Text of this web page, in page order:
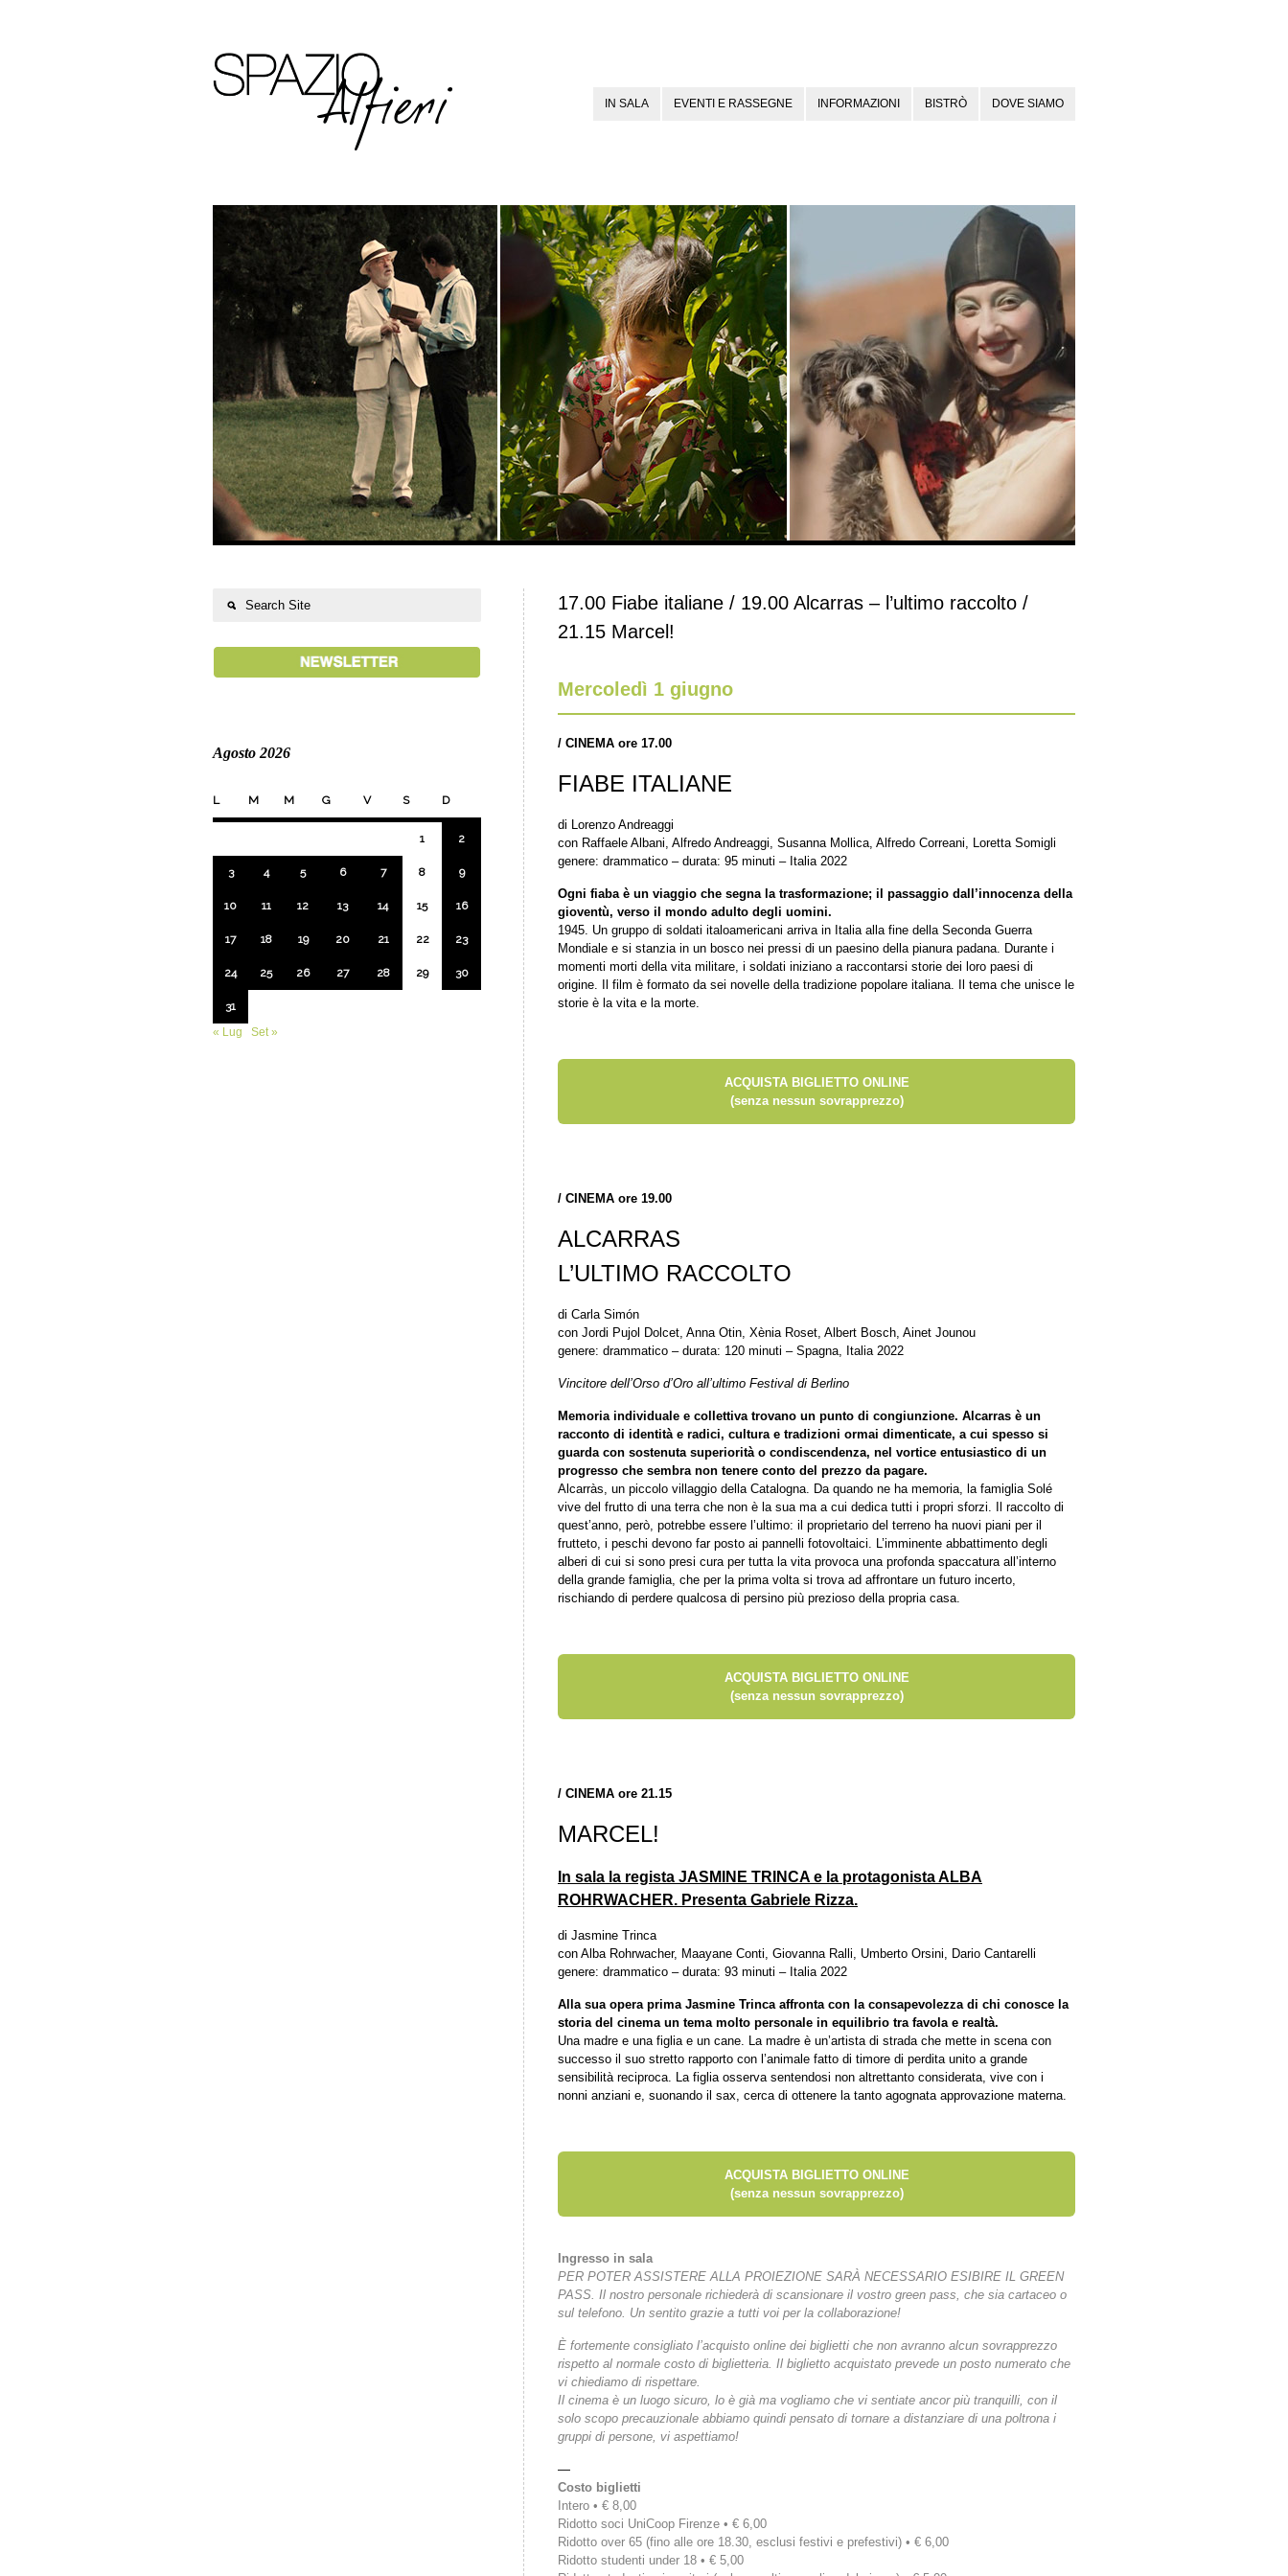
IN SALA EVENTI E RASSEGNE INFORMAZIONI BISTRÒ DOVE SIAMO
17.00 Fiabe italiane / 19.00 Alcarras – l’ultimo raccolto /
21.15 Marcel!
Mercoledì 1 giugno
/ CINEMA ore 17.00
FIABE ITALIANE
di Lorenzo Andreaggi
con Raffaele Albani, Alfredo Andreaggi, Susanna Mollica, Alfredo Correani, Loretta Somigli
genere: drammatico – durata: 95 minuti – Italia 2022
Ogni fiaba è un viaggio che segna la trasformazione; il passaggio dall’innocenza della
gioventù, verso il mondo adulto degli uomini.
1945. Un gruppo di soldati italoamericani arriva in Italia alla fine della Seconda Guerra
Mondiale e si stanzia in un bosco nei pressi di un paesino della pianura padana. Durante i
momenti morti della vita militare, i soldati iniziano a raccontarsi storie dei loro paesi di
origine. Il film è formato da sei novelle della tradizione popolare italiana. Il tema che unisce le
storie è la vita e la morte.
ACQUISTA BIGLIETTO ONLINE
(senza nessun sovrapprezzo)
/ CINEMA ore 19.00
ALCARRAS
L’ULTIMO RACCOLTO
di Carla Simón
con Jordi Pujol Dolcet, Anna Otin, Xènia Roset, Albert Bosch, Ainet Jounou
genere: drammatico – durata: 120 minuti – Spagna, Italia 2022
Vincitore dell’Orso d’Oro all’ultimo Festival di Berlino
Memoria individuale e collettiva trovano un punto di congiunzione. Alcarras è un
racconto di identità e radici, cultura e tradizioni ormai dimenticate, a cui spesso si
guarda con sostenuta superiorità o condiscendenza, nel vortice entusiastico di un
progresso che sembra non tenere conto del prezzo da pagare.
Alcarràs, un piccolo villaggio della Catalogna. Da quando ne ha memoria, la famiglia Solé
vive del frutto di una terra che non è la sua ma a cui dedica tutti i propri sforzi. Il raccolto di
quest’anno, però, potrebbe essere l’ultimo: il proprietario del terreno ha nuovi piani per il
frutteto, i peschi devono far posto ai pannelli fotovoltaici. L’imminente abbattimento degli
alberi di cui si sono presi cura per tutta la vita provoca una profonda spaccatura all’interno
della grande famiglia, che per la prima volta si trova ad affrontare un futuro incerto,
rischiando di perdere qualcosa di persino più prezioso della propria casa.
ACQUISTA BIGLIETTO ONLINE
(senza nessun sovrapprezzo)
/ CINEMA ore 21.15
MARCEL!
In sala la regista JASMINE TRINCA e la protagonista ALBA
ROHRWACHER. Presenta Gabriele Rizza.
di Jasmine Trinca
con Alba Rohrwacher, Maayane Conti, Giovanna Ralli, Umberto Orsini, Dario Cantarelli
genere: drammatico – durata: 93 minuti – Italia 2022
Alla sua opera prima Jasmine Trinca affronta con la consapevolezza di chi conosce la
storia del cinema un tema molto personale in equilibrio tra favola e realtà.
Una madre e una figlia e un cane. La madre è un’artista di strada che mette in scena con
successo il suo stretto rapporto con l’animale fatto di timore di perdita unito a grande
sensibilità reciproca. La figlia osserva sentendosi non altrettanto considerata, vive con i
nonni anziani e, suonando il sax, cerca di ottenere la tanto agognata approvazione materna.
ACQUISTA BIGLIETTO ONLINE
(senza nessun sovrapprezzo)
Ingresso in sala
PER POTER ASSISTERE ALLA PROIEZIONE SARÀ NECESSARIO ESIBIRE IL GREEN
PASS. Il nostro personale richiederà di scansionare il vostro green pass, che sia cartaceo o
sul telefono. Un sentito grazie a tutti voi per la collaborazione!
È fortemente consigliato l’acquisto online dei biglietti che non avranno alcun sovrapprezzo
rispetto al normale costo di biglietteria. Il biglietto acquistato prevede un posto numerato che
vi chiediamo di rispettare.
Il cinema è un luogo sicuro, lo è già ma vogliamo che vi sentiate ancor più tranquilli, con il
solo scopo precauzionale abbiamo quindi pensato di tornare a distanziare di una poltrona i
gruppi di persone, vi aspettiamo!
—
Costo biglietti
Intero • € 8,00
Ridotto soci UniCoop Firenze • € 6,00
Ridotto over 65 (fino alle ore 18.30, esclusi festivi e prefestivi) • € 6,00
Ridotto studenti under 18 • € 5,00
Agosto 2026
L M M G V S D
1 2
3 4 5 6 7 8 9
10 11 12 13 14 15 16
17 18 19 20 21 22 23
24 25 26 27 28 29 30
31
« Lug
Set »